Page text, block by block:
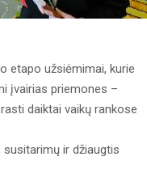
etapo užsiėmimai, kurie
įvairias priemones –
daiktai vaikų rankose
susitarimų ir džiaugtis